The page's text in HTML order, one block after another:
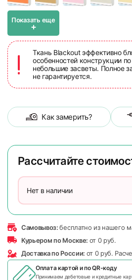
Показать еще
+
Ткань Blackout эффективно
особенностей конструкции
небольшие засветы. Полное
не гарантируется.
Как замерить?
Рассчитайте
Нет в наличии
Самовывоз:бесплатно из нашего
Курьером по Москве: от 0 руб.
Доставка по России: от 0 руб.
Оплата картой и поQR-коду
Принимаем дебетовые и кредитные